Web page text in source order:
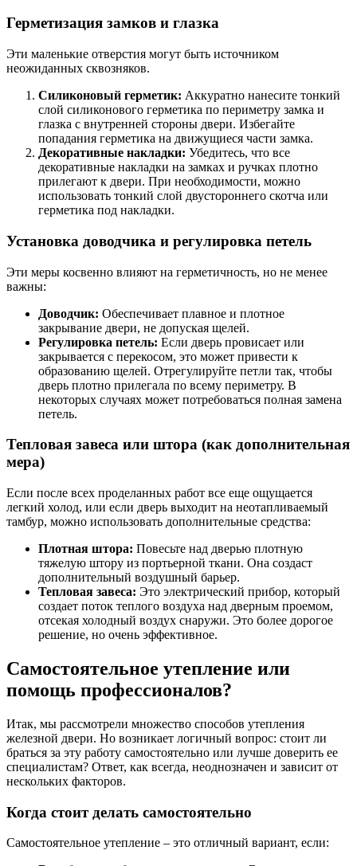
Герметизация замков и глазка
Эти маленькие отверстия могут быть источником
неожиданных сквозняков.
Силиконовый герметик: Аккуратно нанесите тонкий
слой силиконового герметика по периметру замка и
глазка с внутренней стороны двери. Избегайте
попадания герметика на движущиеся части замка.
Декоративные накладки: Убедитесь, что все
декоративные накладки на замках и ручках плотно
прилегают к двери. При необходимости, можно
использовать тонкий слой двустороннего скотча или
герметика под накладки.
Установка доводчика и регулировка петель
Эти меры косвенно влияют на герметичность, но не менее
важны:
Доводчик: Обеспечивает плавное и плотное
закрывание двери, не допуская щелей.
Регулировка петель: Если дверь провисает или
закрывается с перекосом, это может привести к
образованию щелей. Отрегулируйте петли так, чтобы
дверь плотно прилегала по всему периметру. В
некоторых случаях может потребоваться полная замена
петель.
Тепловая завеса или штора (как дополнительная
мера)
Если после всех проделанных работ все еще ощущается
легкий холод, или если дверь выходит на неотапливаемый
тамбур, можно использовать дополнительные средства:
Плотная штора: Повесьте над дверью плотную
тяжелую штору из портьерной ткани. Она создаст
дополнительный воздушный барьер.
Тепловая завеса: Это электрический прибор, который
создает поток теплого воздуха над дверным проемом,
отсекая холодный воздух снаружи. Это более дорогое
решение, но очень эффективное.
Самостоятельное утепление или
помощь профессионалов?
Итак, мы рассмотрели множество способов утепления
железной двери. Но возникает логичный вопрос: стоит ли
браться за эту работу самостоятельно или лучше доверить ее
специалистам? Ответ, как всегда, неоднозначен и зависит от
нескольких факторов.
Когда стоит делать самостоятельно
Самостоятельное утепление – это отличный вариант, если: